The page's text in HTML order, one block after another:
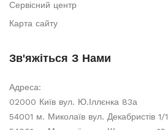
Сервісний центр
Карта сайту
Зв'яжіться З Нами
Адреса:
02000 Київ вул. Ю.Іллєнка 83а
54001 м. Миколаїв вул. Декабристів 1/1